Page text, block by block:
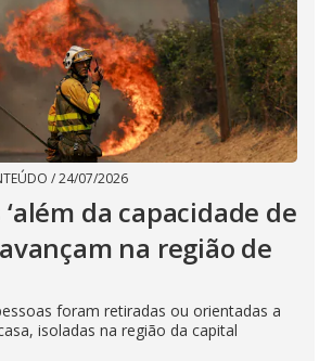
/24/07/2026
da capacidade de
na região de
foram retiradas ou orientadas a
isoladas na região da capital